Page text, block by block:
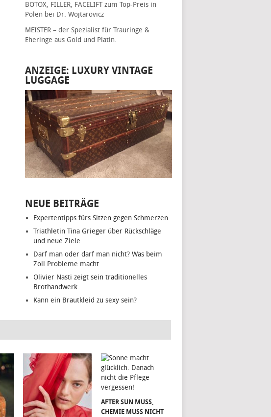
BOTOX, FILLER, FACELIFT zum Top-Preis in
Polen bei Dr. Wojtarovicz
MEISTER – der Spezialist für Trauringe &
Eheringe aus Gold und Platin.
ANZEIGE: LUXURY VINTAGE
LUGGAGE
NEUE BEITRÄGE
Expertentipps fürs Sitzen gegen Schmerzen
Triathletin Tina Grieger über Rückschläge
und neue Ziele
Darf man oder darf man nicht? Was beim
Zoll Probleme macht
Olivier Nasti zeigt sein traditionelles
Brothandwerk
Kann ein Brautkleid zu sexy sein?
AFTER SUN MUSS,
CHEMIE MUSS NICHT